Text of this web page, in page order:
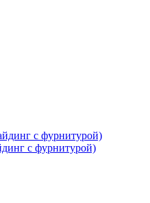
с фурнитурой)
с фурнитурой)